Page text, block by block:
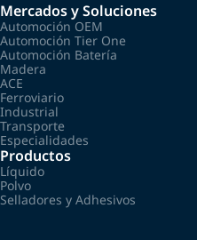
Mercados y Soluciones
Automoción OEM
Automoción Tier One
Automoción Batería
Madera
ACE
Ferroviario
Industrial
Transporte
Especialidades
Productos
Líquido
Polvo
Selladores y Adhesivos